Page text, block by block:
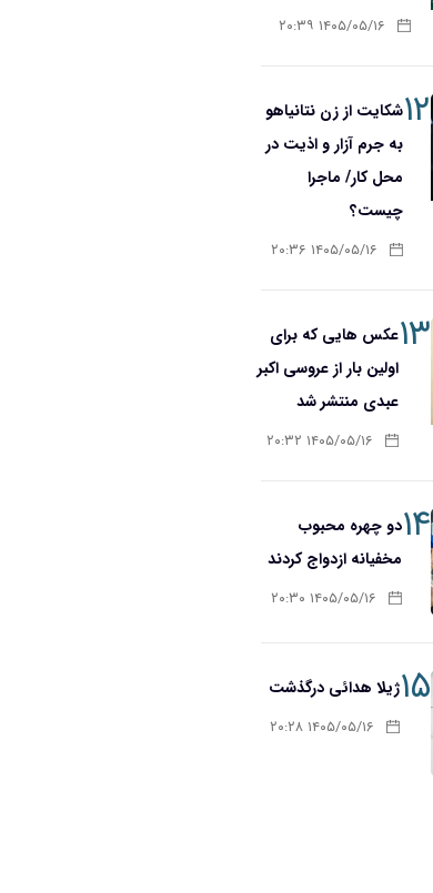
۱۴۰۵/۰۵/۱۶ ۲۰:۳۹
۱۲شکایت از زن نتانیاهو
به جرم آزار و اذیت در
محل کار/ ماجرا
چیست؟
۱۴۰۵/۰۵/۱۶ ۲۰:۳۶
۱۳عکس هایی که برای
اولین بار از عروسی اکبر
عبدی منتشر شد
۱۴۰۵/۰۵/۱۶ ۲۰:۳۲
۱۴دو چهره محبوب
مخفیانه ازدواج کردند
۱۴۰۵/۰۵/۱۶ ۲۰:۳۰
۱۵ژیلا هدائی درگذشت
۱۴۰۵/۰۵/۱۶ ۲۰:۲۸